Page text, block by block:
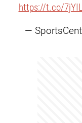
https://t.co/
—